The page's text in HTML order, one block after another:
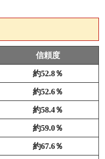
信頼度
約52.8％
約52.6％
約58.4％
約59.0％
約67.6％